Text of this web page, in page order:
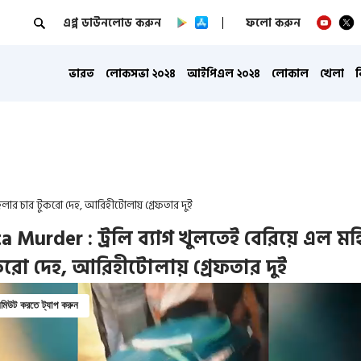
এপ্প ডাউনলোড করুন ফলো করুন
ভারত লোকসভা ২০২৪ আইপিএল ২০২৪ লোকাল খেলা
চার টুকরো দেহ, আরিহীটোলায় গ্রেফতার দুই
Murder : ট্রলি ব্যাগ খুলতেই বেরিয়ে এল
দেহ, আরিহীটোলায় গ্রেফতার দুই
করতে ট্যাপ করুন